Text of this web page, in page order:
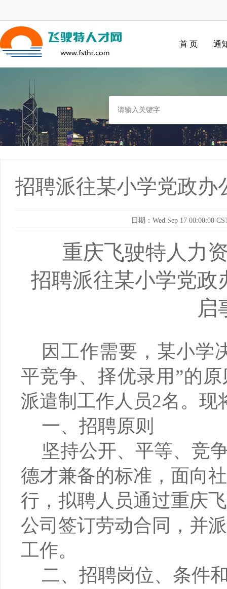
首 页 通
招聘派往某小学党政办
日期：Wed Sep 17 00:00:00
重庆飞驶特人力
招聘派往某小学党政
启
因工作需要，某小学
平竞争、择优录用”的
派遣制工作人员2名。现
一、招聘原则
坚持公开、平等、竞
德才兼备的标准，面向
行，拟聘人员通过重庆
公司签订劳动合同，并
工作。
二、招聘岗位、条件